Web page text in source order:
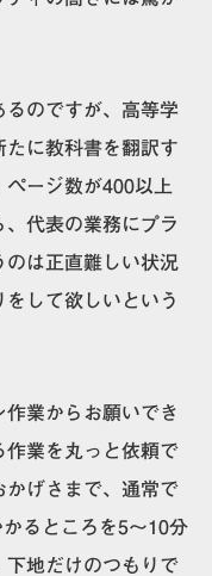
るのですが、高等学
に教科書を翻訳す
ージ数が400以上
代表の業務にプラ
のは正直難しい状況
して欲しいという
業からお願いでき
作業を丸っと依頼で
かげさまで、通常で
るところを5～10分
下地だけのつもりで